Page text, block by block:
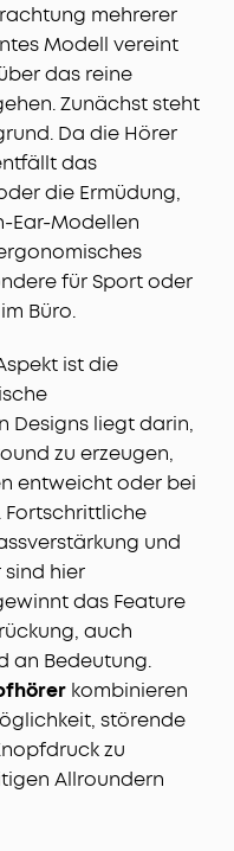
mehrerer
Modell vereint
das reine
Zunächst steht
Da die Hörer
das
die Ermüdung,
Ear-Modellen
für Sport oder
Büro.
ist die
Designs liegt darin,
zu erzeugen,
entweicht oder bei
und
sind hier
das Feature
auch
an Bedeutung.
kombinieren
störende
zu
Allroundern